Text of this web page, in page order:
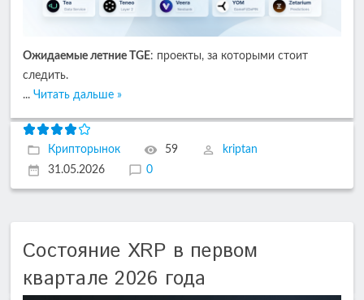
Ожидаемые летние TGE: проекты, за которыми стоит
следить.
... Читать дальше »
Крипторынок 59
kriptan
31.05.2026
0
Состояние XRP в первом
квартале 2026 года